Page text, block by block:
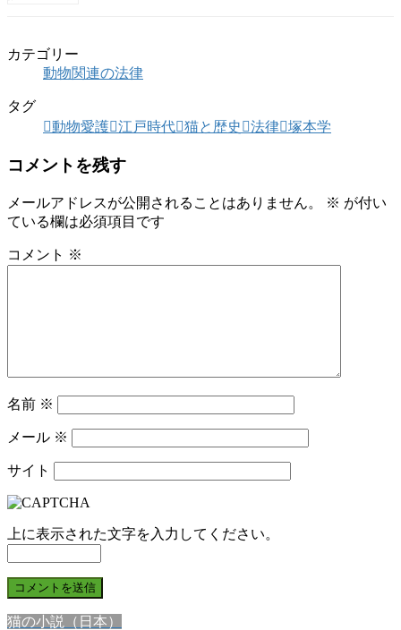
カテゴリー
動物関連の法律
タグ
動物愛護 江戸時代 猫と歴史 法律 塚本学
コメントを残す
メールアドレスが公開されることはありません。 ※ が付い
ている欄は必須項目です
コメント ※
名前 ※
メール ※
サイト
上に表示された文字を入力してください。
猫の小説（日本）